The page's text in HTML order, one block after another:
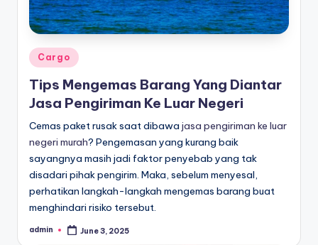
a
r
a
F
a
n
z
s
Posted
in
Cargo
Tips Mengemas Barang Yang Diantar
Jasa Pengiriman Ke Luar Negeri
Cemas paket rusak saat dibawa jasa pengiriman ke luar
negeri murah? Pengemasan yang kurang baik
sayangnya masih jadi faktor penyebab yang tak
disadari pihak pengirim. Maka, sebelum menyesal,
perhatikan langkah-langkah mengemas barang buat
menghindari risiko tersebut.
Posted
admin June 3, 2025